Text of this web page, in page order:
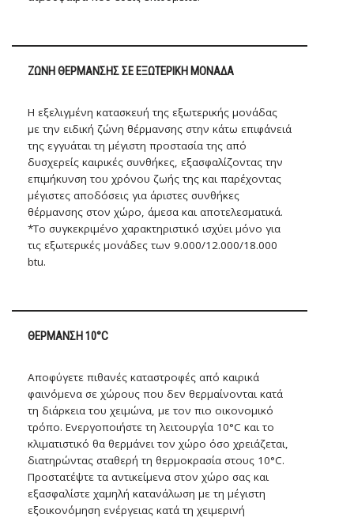
ΖΏΝΗ ΘΈΡΜΑΝΣΗΣ ΣΕ ΕΞΩΤΕΡΙΚΉ ΜΟΝΆΔΑ
Η εξελιγμένη κατασκευή της εξωτερικής μονάδας
με την ειδική ζώνη θέρμανσης στην κάτω επιφάνειά
της εγγυάται τη μέγιστη προστασία της από
δυσχερείς καιρικές συνθήκες, εξασφαλίζοντας την
επιμήκυνση του χρόνου ζωής της και παρέχοντας
μέγιστες αποδόσεις για άριστες συνθήκες
θέρμανσης στον χώρο, άμεσα και αποτελεσματικά.
*Το συγκεκριμένο χαρακτηριστικό ισχύει μόνο για
τις εξωτερικές μονάδες των 9.000/12.000/18.000
btu.
ΘΈΡΜΑΝΣΗ 10°C
Αποφύγετε πιθανές καταστροφές από καιρικά
φαινόμενα σε χώρους που δεν θερμαίνονται κατά
τη διάρκεια του χειμώνα, με τον πιο οικονομικό
τρόπο. Ενεργοποιήστε τη λειτουργία 10°C και το
κλιματιστικό θα θερμάνει τον χώρο όσο χρειάζεται,
διατηρώντας σταθερή τη θερμοκρασία στους 10°C.
Προστατέψτε τα αντικείμενα στον χώρο σας και
εξασφαλίστε χαμηλή κατανάλωση με τη μέγιστη
εξοικονόμηση ενέργειας κατά τη χειμερινή